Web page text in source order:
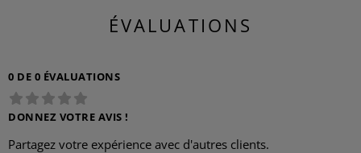
ÉVALUATIONS
0 DE 0 ÉVALUATIONS
DONNEZ VOTRE AVIS !
Partagez votre expérience avec d'autres clients.